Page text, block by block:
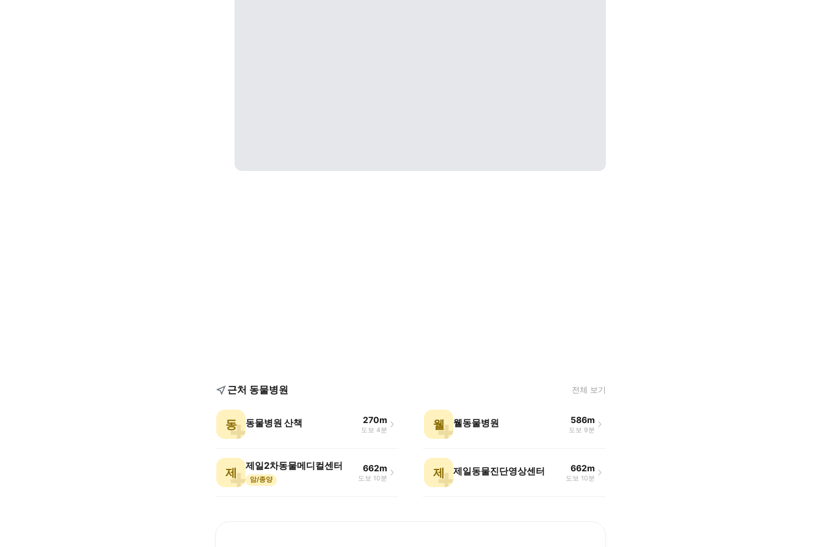
근처 동물병원 전체 보기
동 동물병원 산책 270m
도보 4분 웰 웰동물병원 586m
도보 9분
제
제일2차동물메디컬센터
암/종양
662m
도보 10분 제 제일동물진단영상센터 662m
도보 10분